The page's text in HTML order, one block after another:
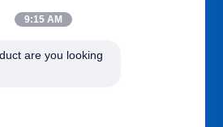
9:15 AM
are you looking